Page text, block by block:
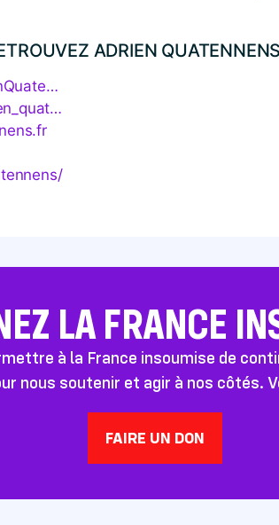
ADRIEN
LA FRANCE
à la France insoumise de
nous soutenir et agir à nos côtés.
FAIRE UN DON